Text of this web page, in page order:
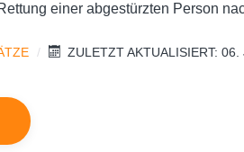
einer abgestürzten Person
ZULETZT AKTUALISIERT: 06.